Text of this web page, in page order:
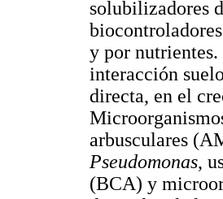
solubilizadores
y por
interacción
directa, en el
arbusculares
Pseudomonas,
(BCA) y